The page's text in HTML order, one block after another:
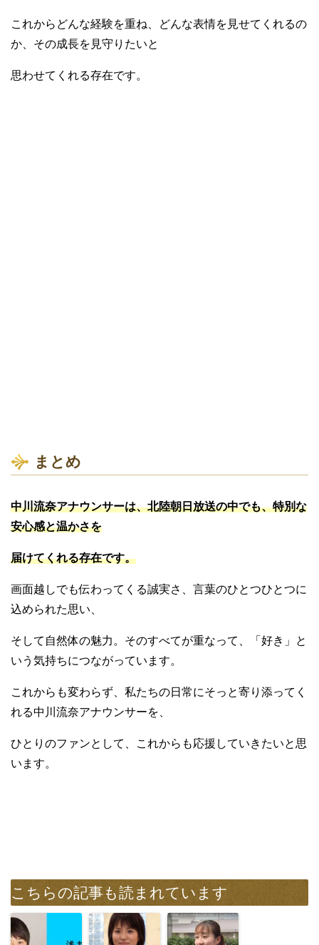
これからどんな経験を重ね、どんな表情を見せてくれるの
か、その成長を見守りたいと
思わせてくれる存在です。
まとめ
中川流奈アナウンサーは、北陸朝日放送の中でも、特別な
安心感と温かさを
届けてくれる存在です。
画面越しでも伝わってくる誠実さ、言葉のひとつひとつに
込められた思い、
そして自然体の魅力。そのすべてが重なって、「好き」と
いう気持ちにつながっています。
これからも変わらず、私たちの日常にそっと寄り添ってく
れる中川流奈アナウンサーを、
ひとりのファンとして、これからも応援していきたいと思
います。
こちらの記事も読まれています